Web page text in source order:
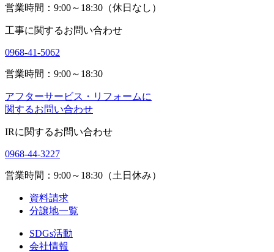
営業時間：9:00～18:30（休日なし）
工事に関するお問い合わせ
0968-41-5062
営業時間：9:00～18:30
アフターサービス・リフォームに
関するお問い合わせ
IRに関するお問い合わせ
0968-44-3227
営業時間：9:00～18:30（土日休み）
資料請求
分譲地一覧
SDGs活動
会社情報